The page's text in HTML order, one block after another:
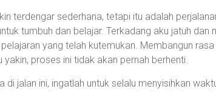
terdengar sederhana, tetapi itu adalah
tumbuh dan belajar. Terkadang aku jatuh
yang telah kutemukan. Membangun
yakin, proses ini tidak akan pernah berhenti.
di jalan ini, ingatlah untuk selalu menyisihkan